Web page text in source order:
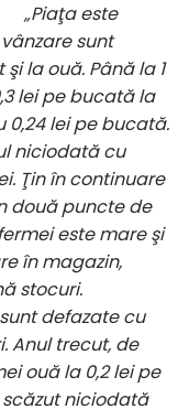
„Piaţa este
sunt
la ouă. Până la 1
lei pe bucată la
lei pe bucată.
niciodată cu
Ţin în continuare
două puncte de
este mare şi
în magazin,
stocuri.
defazate cu
Anul trecut, de
ouă la 0,2 lei pe
niciodată